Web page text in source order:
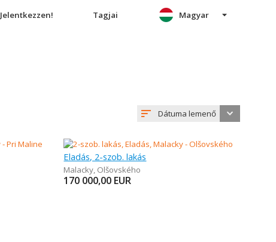
Jelentkezzen! Tagjai Magyar
Dátuma lemenő
Eladás, 2-szob. lakás
Malacky, Olšovského
170 000,00 EUR